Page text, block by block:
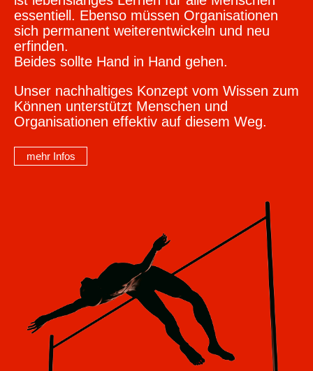
essentiell. Ebenso müssen Organisationen
sich permanent weiterentwickeln und neu
erfinden.
Beides sollte Hand in Hand gehen.
Unser nachhaltiges Konzept vom Wissen zum
Können unterstützt Menschen und
Organisationen effektiv auf diesem Weg.
mehr Infos